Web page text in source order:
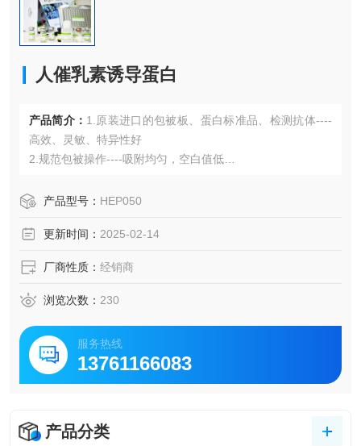
人催乳素诱导蛋白
产品简介： 1.原装进口的包被板、蛋白标准品、检测抗体----
高效、灵敏、特异性好
2.规范包被操作----吸附均匀，空白值低
4.适用于血浆、血清、组织匀浆液、细胞培养上清液、尿液、
5.可检测动物类型丰富：人、猴、大鼠、小鼠、兔、猪、犬、
6.检测指标齐全：炎症因子、血管生成素、动脉粥样硬化因
子、趋化因子、生长因子、基质金属蛋白酶、脂肪因子等。
产品型号： HEP050
更新时间： 2025-02-14
厂商性质： 经销商
浏览次数： 230
服务热线
13761166083
产品分类